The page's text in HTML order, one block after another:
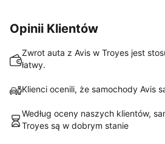
Opinii Klientów
Zwrot auta z Avis w Troyes jest
łatwy.
Klienci ocenili, że samochody Avis
Według oceny naszych klientów,
Troyes są w dobrym stanie